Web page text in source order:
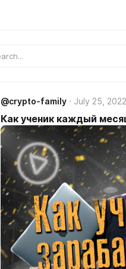
@crypto-family July 25, 2022
Как ученик каждый